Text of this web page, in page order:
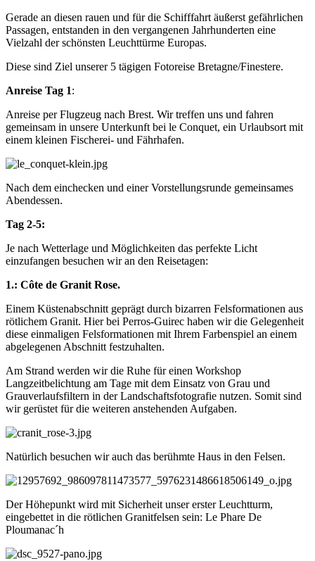
Gerade an diesen rauen und für die Schifffahrt äußerst gefährlichen
Passagen, entstanden in den vergangenen Jahrhunderten eine
Vielzahl der schönsten Leuchttürme Europas.
Diese sind Ziel unserer 5 tägigen Fotoreise Bretagne/Finestere.
Anreise Tag 1:
Anreise per Flugzeug nach Brest. Wir treffen uns und fahren
gemeinsam in unsere Unterkunft bei le Conquet, ein Urlaubsort mit
einem kleinen Fischerei- und Fährhafen.
Nach dem einchecken und einer Vorstellungsrunde gemeinsames
Abendessen.
Tag 2-5:
Je nach Wetterlage und Möglichkeiten das perfekte Licht
einzufangen besuchen wir an den Reisetagen:
1.: Côte de Granit Rose.
Einem Küstenabschnitt geprägt durch bizarren Felsformationen aus
rötlichem Granit. Hier bei Perros-Guirec haben wir die Gelegenheit
diese einmaligen Felsformationen mit Ihrem Farbenspiel an einem
abgelegenen Abschnitt festzuhalten.
Am Strand werden wir die Ruhe für einen Workshop
Langzeitbelichtung am Tage mit dem Einsatz von Grau und
Grauverlaufsfiltern in der Landschaftsfotografie nutzen. Somit sind
wir gerüstet für die weiteren anstehenden Aufgaben.
Natürlich besuchen wir auch das berühmte Haus in den Felsen.
Der Höhepunkt wird mit Sicherheit unser erster Leuchtturm,
eingebettet in die rötlichen Granitfelsen sein: Le Phare De
Ploumanac´h